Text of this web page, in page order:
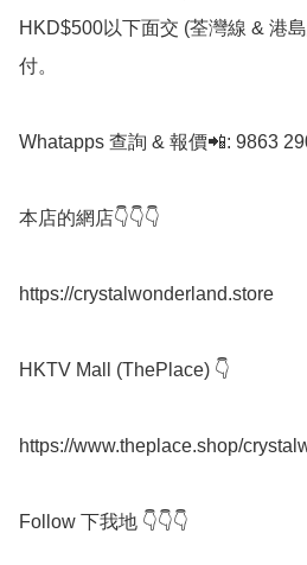
HKD$500以下面交 (荃灣線 & 港
付。
Whatapps 查詢 & 報價📲: 9863
本店的網店👇👇👇
https://crystalwonderland.store
HKTV Mall (ThePlace) 👇
https://www.theplace.shop/
Follow 下我地 👇👇👇